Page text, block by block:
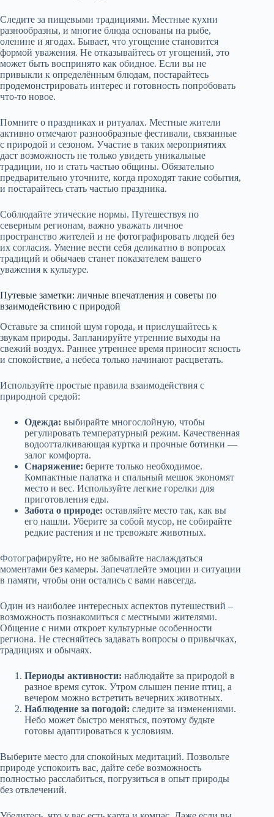
Следите за пищевыми традициями. Местные кухни
разнообразны, и многие блюда основаны на рыбе,
оленине и ягодах. Бывает, что угощение становится
формой уважения. Не отказывайтесь от угощений, это
может быть воспринято как обидное. Если вы не
привыкли к определённым блюдам, постарайтесь
продемонстрировать интерес и готовность попробовать
что-то новое.
Помните о праздниках и ритуалах. Местные жители
активно отмечают разнообразные фестивали, связанные
с природой и сезоном. Участие в таких мероприятиях
даст возможность не только увидеть уникальные
традиции, но и стать частью общины. Обязательно
предварительно уточните, когда проходят такие события,
и постарайтесь стать частью праздника.
Соблюдайте этические нормы. Путешествуя по
северным регионам, важно уважать личное
пространство жителей и не фотографировать людей без
их согласия. Умение вести себя деликатно в вопросах
традиций и обычаев станет показателем вашего
уважения к культуре.
Путевые заметки: личные впечатления и советы по
взаимодействию с природой
Оставьте за спиной шум города, и прислушайтесь к
звукам природы. Запланируйте утренние выходы на
свежий воздух. Раннее утреннее время приносит ясность
и спокойствие, а небеса только начинают расцветать.
Используйте простые правила взаимодействия с
природной средой:
Одежда: выбирайте многослойную, чтобы
регулировать температурный режим. Качественная
водоотталкивающая куртка и прочные ботинки —
залог комфорта.
Снаряжение: берите только необходимое.
Компактные палатка и спальный мешок экономят
место и вес. Используйте легкие горелки для
приготовления еды.
Забота о природе: оставляйте место так, как вы
его нашли. Уберите за собой мусор, не собирайте
редкие растения и не тревожьте животных.
Фотографируйте, но не забывайте наслаждаться
моментами без камеры. Запечатлейте эмоции и ситуации
в памяти, чтобы они остались с вами навсегда.
Один из наиболее интересных аспектов путешествий –
возможность познакомиться с местными жителями.
Общение с ними откроет культурные особенности
региона. Не стесняйтесь задавать вопросы о привычках,
традициях и обычаях.
Периоды активности: наблюдайте за природой в
разное время суток. Утром слышен пение птиц, а
вечером можно встретить вечерних животных.
Наблюдение за погодой: следите за изменениями.
Небо может быстро меняться, поэтому будьте
готовы адаптироваться к условиям.
Выберите место для спокойных медитаций. Позвольте
природе успокоить вас, дайте себе возможность
полностью расслабиться, погрузиться в опыт природы
без отвлечений.